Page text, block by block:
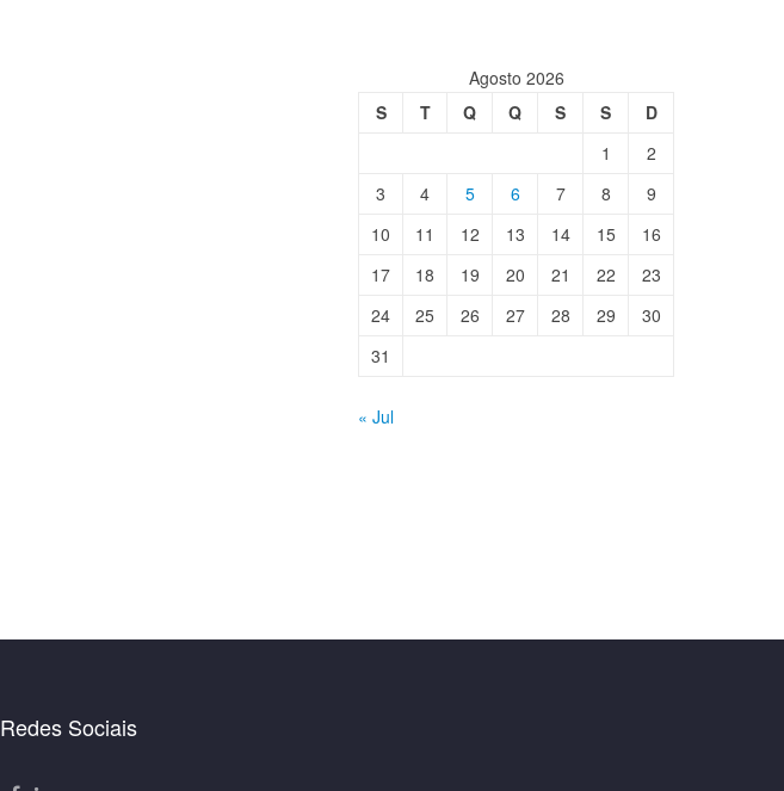
Agosto 2026
S
T Q Q S S
D
1
2
3
4 5 6 7 8
9
10
11 12 13 14 15
16
17
18 19 20 21 22
23
24
25 26 27 28 29
30
31
« Jul
Redes Sociais